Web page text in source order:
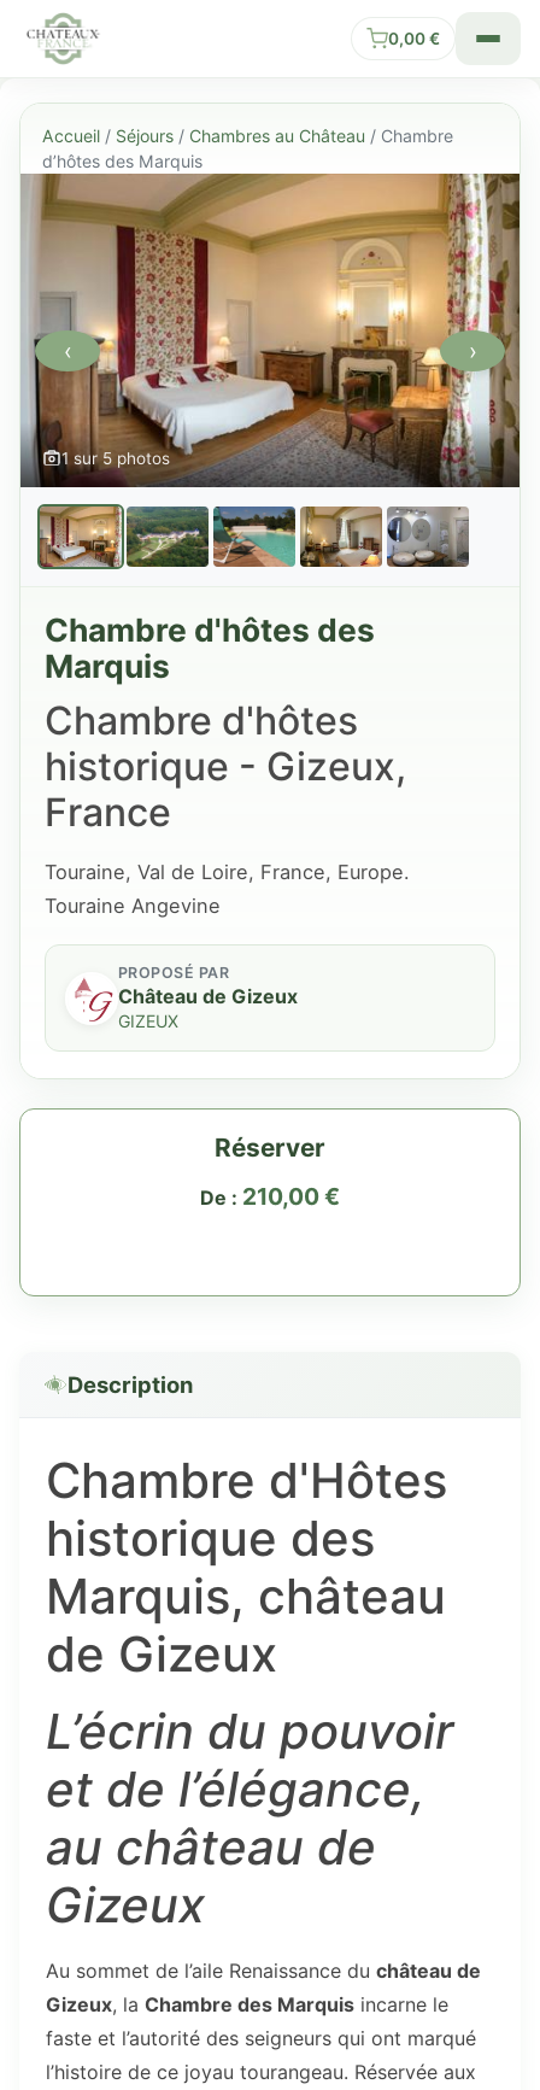
0,00€
Accueil / Séjours / Chambres au Château / Chambre
d’hôtes des Marquis
1 sur 5 photos
‹ ›
Chambre d'hôtes des
Marquis
Chambre d'hôtes
historique - Gizeux,
France
Touraine, Val de Loire, France, Europe.
Touraine Angevine
PROPOSÉ PAR
Château de Gizeux
GIZEUX
Réserver
De : 210,00€
Description
Chambre d'Hôtes
historique des
Marquis, château
de Gizeux
L’écrin du pouvoir
et de l’élégance,
au château de
Gizeux
Au sommet de l’aile Renaissance du château de
Gizeux, la Chambre des Marquis incarne le
faste et l’autorité des seigneurs qui ont marqué
l’histoire de ce joyau tourangeau. Réservée aux